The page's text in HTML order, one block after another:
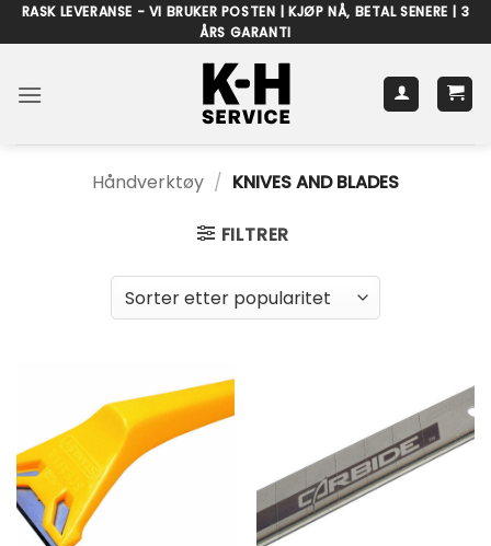
Skip
to
RASK LEVERANSE - VI BRUKER POSTEN | KJØP NÅ, BETAL SENERE | 3
ÅRS GARANTI
Håndverktøy / KNIVES AND BLADES
FILTRER